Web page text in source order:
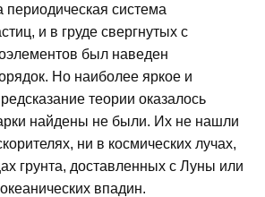
периодическая система
и в груде свергнутых с
был наведен
Но наиболее яркое и
теории оказалось
найдены не были. Их не нашли
ни в космических лучах,
грунта, доставленных с Луны или
впадин.